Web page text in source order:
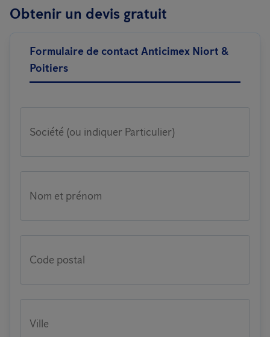
Obtenir un devis gratuit
Formulaire de contact Anticimex Niort &
Poitiers
Société (ou indiquer Particulier)
Nom et prénom
Code postal
Ville